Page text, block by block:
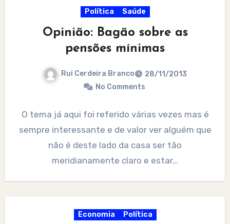
Política Saúde
Opinião: Bagão sobre as
pensões mínimas
Rui Cerdeira Branco
28/11/2013
No Comments
O tema já aqui foi referido várias vezes mas é
sempre interessante e de valor ver alguém que
não é deste lado da casa ser tão
meridianamente claro e estar…
Economia Política